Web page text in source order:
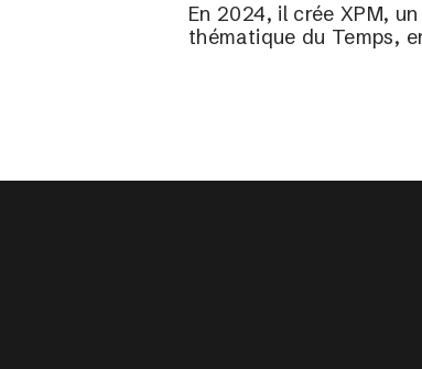
En 2024, il crée XPM,
thématique du Temps,